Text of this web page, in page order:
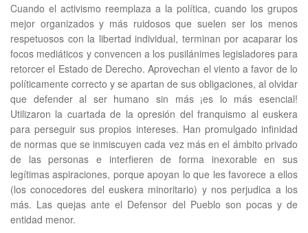
Cuando el activismo reemplaza a la política, cuando los grupos
mejor organizados y más ruidosos que suelen ser los menos
respetuosos con la libertad individual, terminan por acaparar los
focos mediáticos y convencen a los pusilánimes legisladores para
retorcer el Estado de Derecho. Aprovechan el viento a favor de lo
políticamente correcto y se apartan de sus obligaciones, al olvidar
que defender al ser humano sin más ¡es lo más esencial!
Utilizaron la cuartada de la opresión del franquismo al euskera
para perseguir sus propios intereses. Han promulgado infinidad
de normas que se inmiscuyen cada vez más en el ámbito privado
de las personas e interfieren de forma inexorable en sus
legítimas aspiraciones, porque apoyan lo que les favorece a ellos
(los conocedores del euskera minoritario) y nos perjudica a los
más. Las quejas ante el Defensor del Pueblo son pocas y de
entidad menor.